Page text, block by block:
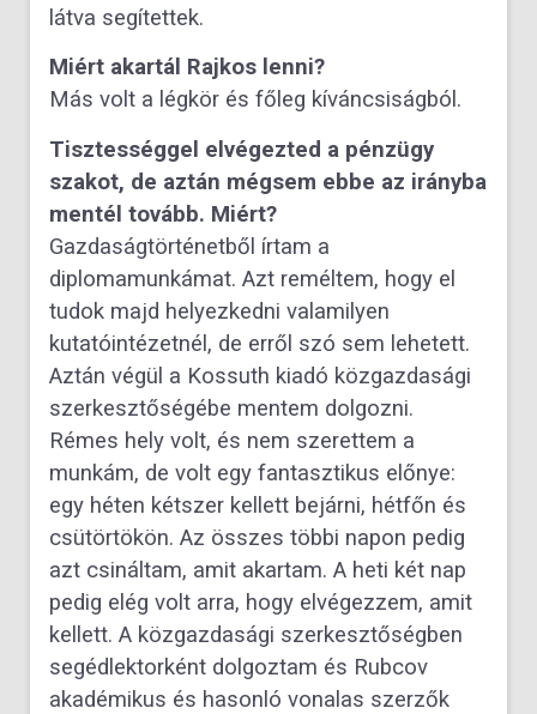
látva segítettek.
Miért akartál Rajkos lenni?
Más volt a légkör és főleg kíváncsiságból.
Tisztességgel elvégezted a pénzügy
szakot, de aztán mégsem ebbe az irányba
mentél tovább. Miért?
Gazdaságtörténetből írtam a
diplomamunkámat. Azt reméltem, hogy el
tudok majd helyezkedni valamilyen
kutatóintézetnél, de erről szó sem lehetett.
Aztán végül a Kossuth kiadó közgazdasági
szerkesztőségébe mentem dolgozni.
Rémes hely volt, és nem szerettem a
munkám, de volt egy fantasztikus előnye:
egy héten kétszer kellett bejárni, hétfőn és
csütörtökön. Az összes többi napon pedig
azt csináltam, amit akartam. A heti két nap
pedig elég volt arra, hogy elvégezzem, amit
kellett. A közgazdasági szerkesztőségben
segédlektorként dolgoztam és Rubcov
akadémikus és hasonló vonalas szerzők